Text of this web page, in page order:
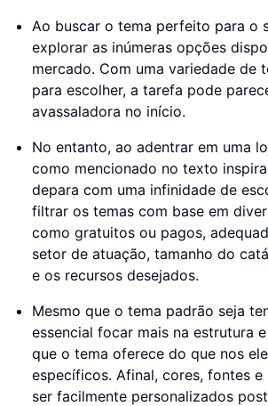
Ao buscar o tema perfeito para o
explorar as inúmeras opções
mercado. Com uma variedade de
para escolher, a tarefa pode
avassaladora no início.
No entanto, ao adentrar em uma
como mencionado no texto
depara com uma infinidade de
filtrar os temas com base em
como gratuitos ou pagos,
setor de atuação, tamanho do
e os recursos desejados.
Mesmo que o tema padrão seja
essencial focar mais na estrutura
que o tema oferece do que nos
específicos. Afinal, cores, fontes e
ser facilmente personalizados